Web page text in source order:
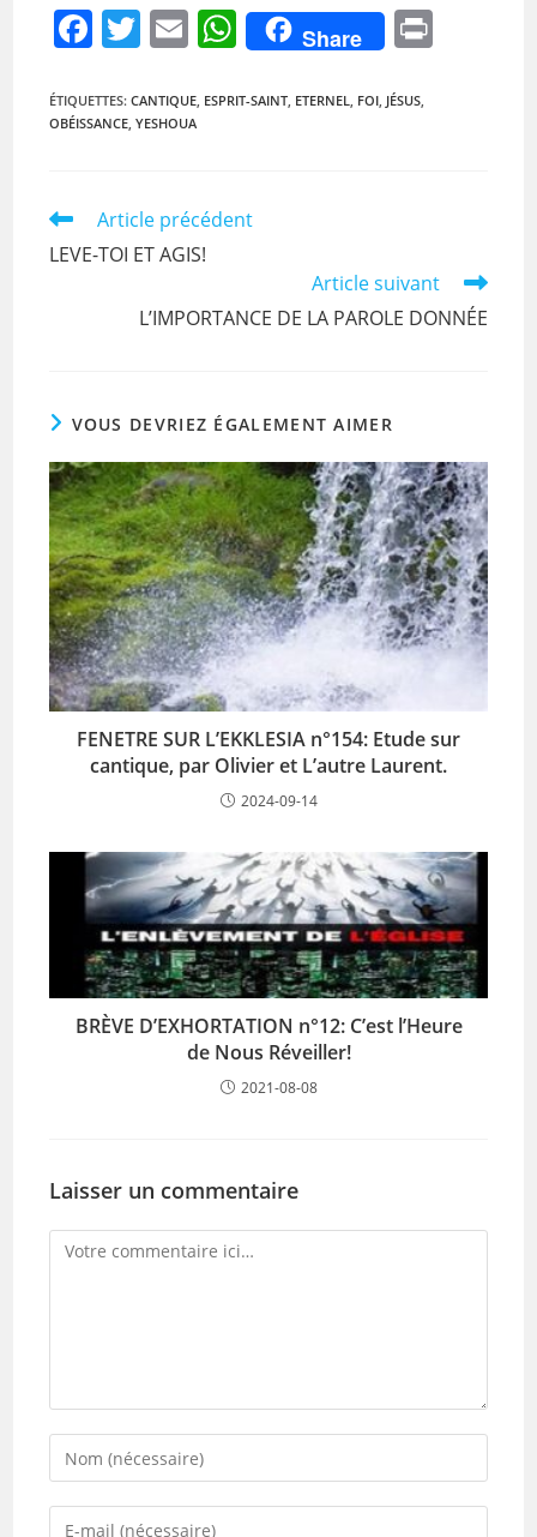
F
c
e
o
o
T
itt
er
E
ai
l
W
h
at
p
Share
ÉTIQUETTES:CANTIQUE ESPRIT-SAINT ETERNEL FOI JÉSUS
OBÉISSANCE YESHOUA
Read
articles
Article précédent
LEVE-TOI ET AGIS!
Article suivant
L’IMPORTANCE DE LA PAROLE DONNÉE
VOUS DEVRIEZ ÉGALEMENT AIMER
FENETRE SUR L’EKKLESIA n°154: Etude sur
cantique, par Olivier et L’autre Laurent.
2024-09-14
BRÈVE D’EXHORTATION n°12: C’est l’Heure
de Nous Réveiller!
2021-08-08
Laisser un commentaire
Comment
Enter
your
name
Enter